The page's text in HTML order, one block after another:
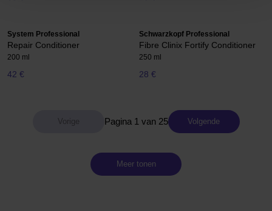
System Professional
Repair Conditioner
200 ml
42 €
Schwarzkopf Professional
Fibre Clinix Fortify Conditioner
250 ml
28 €
Pagina 1 van 25 Volgende
Meer tonen